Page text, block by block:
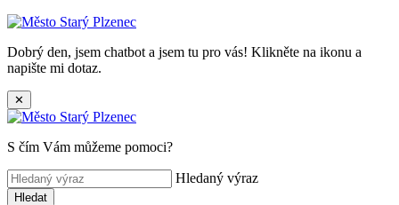
Dobrý den, jsem chatbot a jsem tu pro vás! Klikněte na ikonu a
napište mi dotaz.
✕
S čím Vám můžeme pomoci?
Hledaný výraz
Hledat